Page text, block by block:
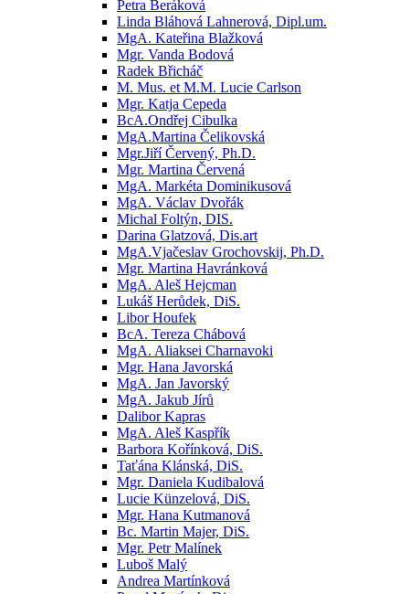
Petra Beráková
Linda Bláhová Lahnerová, Dipl.um.
MgA. Kateřina Blažková
Mgr. Vanda Bodová
Radek Břicháč
M. Mus. et M.M. Lucie Carlson
Mgr. Katja Cepeda
BcA.Ondřej Cibulka
MgA.Martina Čelikovská
Mgr.Jiří Červený, Ph.D.
Mgr. Martina Červená
MgA. Markéta Dominikusová
MgA. Václav Dvořák
Michal Foltýn, DIS.
Darina Glatzová, Dis.art
MgA.Vjačeslav Grochovskij, Ph.D.
Mgr. Martina Havránková
MgA. Aleš Hejcman
Lukáš Herůdek, DiS.
Libor Houfek
BcA. Tereza Chábová
MgA. Aliaksei Charnavoki
Mgr. Hana Javorská
MgA. Jan Javorský
MgA. Jakub Jírů
Dalibor Kapras
MgA. Aleš Kaspřík
Barbora Kořínková, DiS.
Taťána Klánská, DiS.
Mgr. Daniela Kudibalová
Lucie Künzelová, DiS.
Mgr. Hana Kutmanová
Bc. Martin Majer, DiS.
Mgr. Petr Malínek
Luboš Malý
Andrea Martínková